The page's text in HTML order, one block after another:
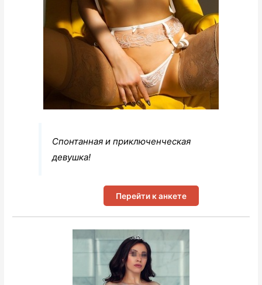
Спонтанная и приключенческая
девушка!
Перейти к анкете